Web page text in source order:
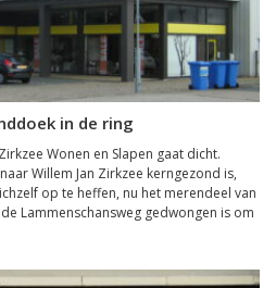
in de ring
Wonen en Slapen gaat dicht.
Willem Jan Zirkzee kerngezond is,
op te heffen, nu het merendeel van
Lammenschansweg gedwongen is om